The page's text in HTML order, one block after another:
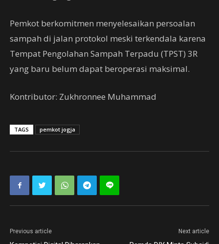
Pemkot berkomitmen menyelesaikan persoalan
sampah di jalan protokol meski terkendala karena
Tempat Pengolahan Sampah Terpadu (TPST) 3R
yang baru belum dapat beroperasi maksimal.
Kontributor: Zukhronnee Muhammad
TAGS pemkot jogja
Previous article Next article